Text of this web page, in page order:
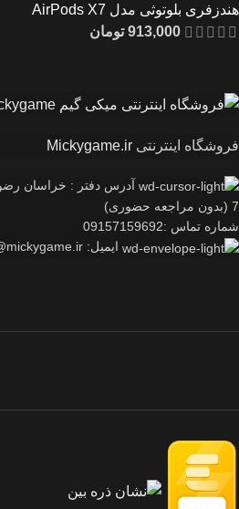
هندزفری بلوتوثی مدل AirPods X7
913,000 تومان
فروشگاه اینترنتی
7 (بدون مراجعه حضوری)
شماره تماس :09157159692
ایمیل: info@mickygame.ir